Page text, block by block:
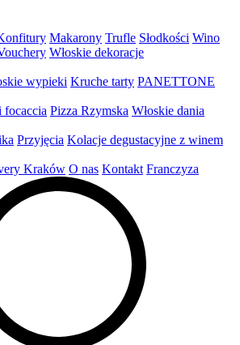
Makarony Trufle Słodkości Wino
Włoskie dekoracje
wypieki Kruche tarty PANETTONE
focaccia Pizza Rzymska Włoskie dania
Przyjęcia Kolacje degustacyjne z winem
Kraków O nas Kontakt Franczyza